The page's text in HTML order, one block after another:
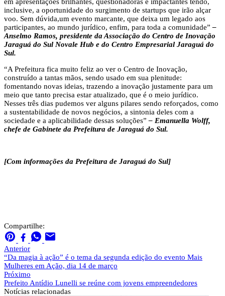
inclusive, a oportunidade do surgimento de startups que irão alçar
voo. Sem dúvida,um evento marcante, que deixa um legado aos
participantes, ao mundo jurídico, enfim, para toda a comunidade”–
Anselmo Ramos, presidente da Associação do Centro de Inovação
Jaraguá do Sul Novale Hub e do Centro Empresarial Jaraguá do
Sul.
“A Prefeitura fica muito feliz ao ver o Centro de Inovação,
construído a tantas mãos, sendo usado em sua plenitude:
fomentando novas ideias, trazendo a inovação justamente para um
meio que tanto precisa estar atualizado, que é o meio jurídico.
Nesses três dias pudemos ver alguns pilares sendo reforçados, como
a sustentabilidade de novos negócios, a sintonia deles com a
sociedade e a aplicabilidade dessas soluções”– Emanuella Wolff,
chefe de Gabinete da Prefeitura de Jaraguá do Sul.
[Com informações da Prefeitura de Jaraguá do Sul]
Compartilhe:
Anterior
“Da magia à ação” é o tema da segunda edição do evento Mais
Mulheres em Ação, dia 14 de março
Próximo
Prefeito Antídio Lunelli se reúne com jovens empreendedores
Notícias relacionadas